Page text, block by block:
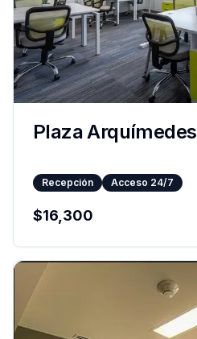
Plaza Arquímedes
Recepción Acceso 24/7
$16,300